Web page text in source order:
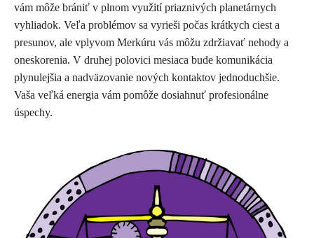
vám môže brániť v plnom využití priaznivých planetárnych
vyhliadok. Veľa problémov sa vyrieši počas krátkych ciest a
presunov, ale vplyvom Merkúru vás môžu zdržiavať nehody a
oneskorenia. V druhej polovici mesiaca bude komunikácia
plynulejšia a nadväzovanie nových kontaktov jednoduchšie.
Vaša veľká energia vám pomôže dosiahnuť profesionálne
úspechy.